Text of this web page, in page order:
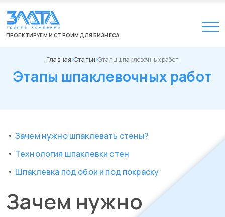
ПРОЕКТИРУЕМ И СТРОИМ ДЛЯ БИЗНЕСА
Главная Статьи Этапы шпаклевочных работ
Этапы шпаклевочных работ
Зачем нужно шпаклевать стены?
Технология шпаклевки стен
Шпаклевка под обои и под покраску
Зачем нужно